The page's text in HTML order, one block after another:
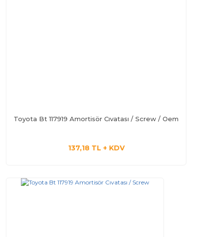
Toyota Bt 117919 Amortisör Cıvatası / Screw / Oem
137,18 TL + KDV